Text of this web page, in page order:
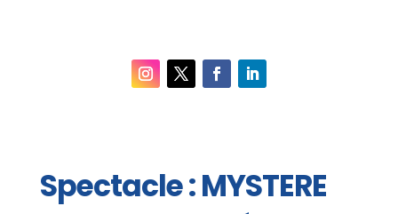
Spectacle : MYSTERE